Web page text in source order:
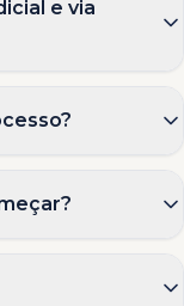
e via